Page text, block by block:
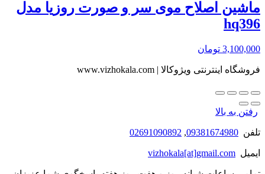
ماشین اصلاح موی سر و صورت روزیا مدل
hq396
3,100,000 تومان
فروشگاه اینترنتی ویژوکالا | www.vizhokala.com
رفتن به بالا
تلفن 09381674980
,
02691090892
ایمیل vizhokala[at]gmail.com